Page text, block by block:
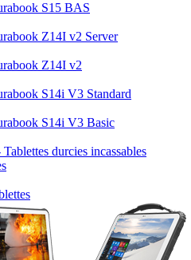
S15 BAS
Z14I v2 Server
Z14I v2
S14i V3 Standard
S14i V3 Basic